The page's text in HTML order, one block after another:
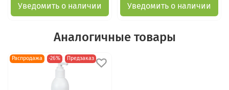
Уведомить о наличии Уведомить о наличии
Аналогичные товары
Распродажа -26% Предзаказ